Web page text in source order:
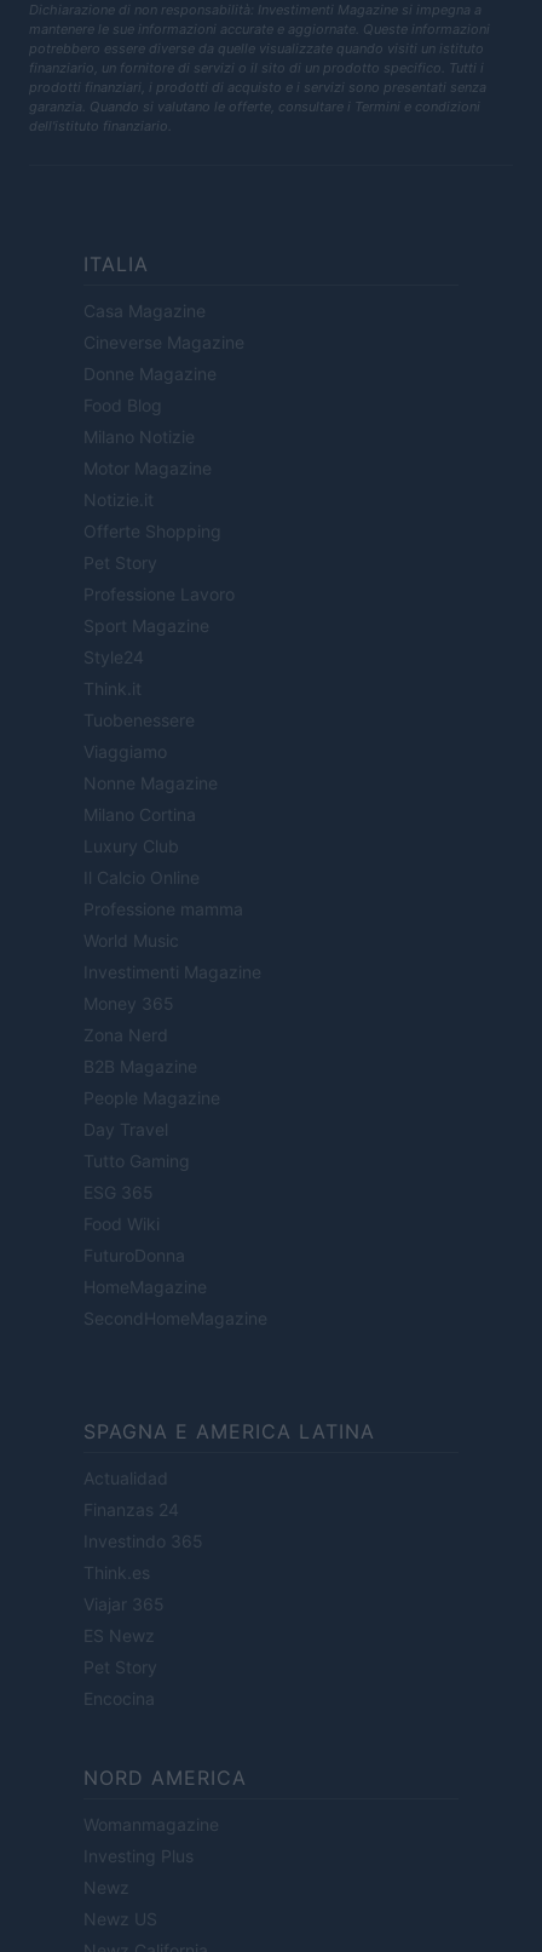
Dichiarazione di non responsabilità: Investimenti Magazine si impegna a
mantenere le sue informazioni accurate e aggiornate. Queste informazioni
potrebbero essere diverse da quelle visualizzate quando visiti un istituto
finanziario, un fornitore di servizi o il sito di un prodotto specifico. Tutti i
prodotti finanziari, i prodotti di acquisto e i servizi sono presentati senza
garanzia. Quando si valutano le offerte, consultare i Termini e condizioni
dell'istituto finanziario.
ITALIA
Casa Magazine
Cineverse Magazine
Donne Magazine
Food Blog
Milano Notizie
Motor Magazine
Notizie.it
Offerte Shopping
Pet Story
Professione Lavoro
Sport Magazine
Style24
Think.it
Tuobenessere
Viaggiamo
Nonne Magazine
Milano Cortina
Luxury Club
Il Calcio Online
Professione mamma
World Music
Investimenti Magazine
Money 365
Zona Nerd
B2B Magazine
People Magazine
Day Travel
Tutto Gaming
ESG 365
Food Wiki
FuturoDonna
HomeMagazine
SecondHomeMagazine
SPAGNA E AMERICA LATINA
Actualidad
Finanzas 24
Investindo 365
Think.es
Viajar 365
ES Newz
Pet Story
Encocina
NORD AMERICA
Womanmagazine
Investing Plus
Newz
Newz US